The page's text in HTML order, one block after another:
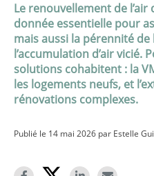
Le renouvellement de
donnée essentielle pour
mais aussi la pérennité de
l’accumulation d’air vicié.
solutions cohabitent : la
les logements neufs, et
rénovations complexes.
Publié le 14 mai 2026 par Estelle